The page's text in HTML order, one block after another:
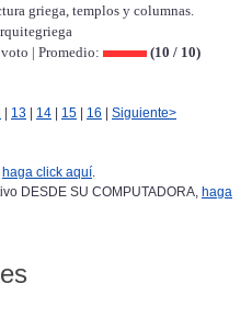
griega, templos y columnas.
| Promedio:
(10 / 10)
13 14 15 16 Siguiente>
haga click aquí.
DESDE SU COMPUTADORA, haga